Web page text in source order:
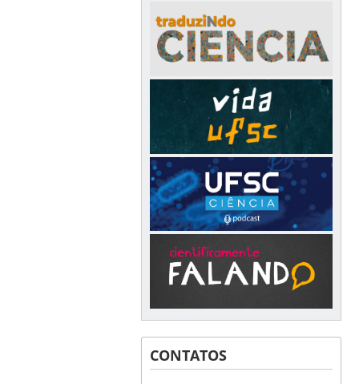
CONTATOS